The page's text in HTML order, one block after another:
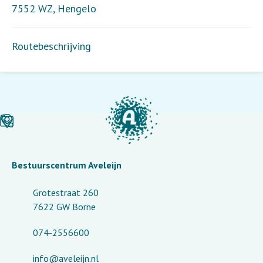
7552 WZ, Hengelo
Routebeschrijving
Bestuurscentrum Aveleijn
Grotestraat 260
7622 GW Borne
074-2556600
info@aveleijn.nl